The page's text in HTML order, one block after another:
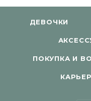
ДЕВОЧКИ
ПОКУПКА И